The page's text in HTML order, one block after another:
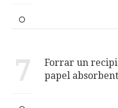
7
Forrar un
papel